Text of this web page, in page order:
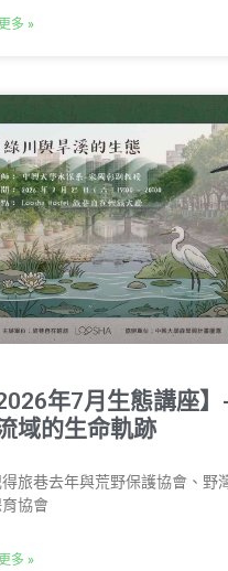
多 »
2026年7月生態講座
域的生命軌跡
旅巷去年與荒野保護協會、野
協會
多 »